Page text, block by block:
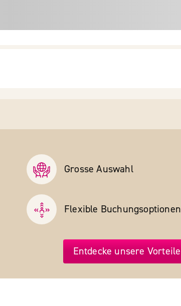
Grosse Auswahl
Flexible Buchungs­optionen
Entdecke unsere Vorteile